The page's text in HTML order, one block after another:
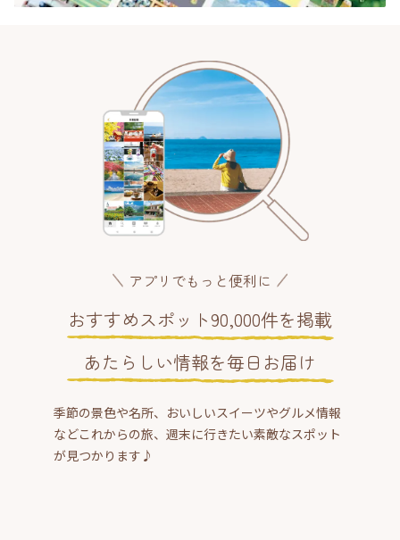
アプリでもっと便利に
おすすめスポット90,000件を掲載
あたらしい情報を毎日お届け
季節の景色や名所、おいしいスイーツやグルメ情報
などこれからの旅、週末に行きたい素敵なスポット
が見つかります♪